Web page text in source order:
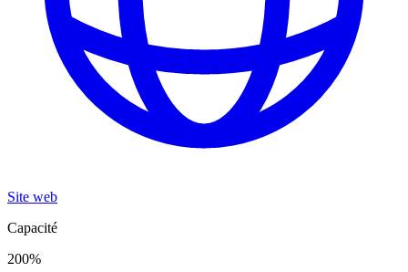
Site web
Capacité
200%